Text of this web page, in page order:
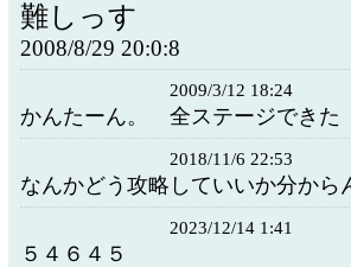
難しっす
2008/8/29 20:0:8
2009/3/12 18:24
かんたーん。 全ステージできた
2018/11/6 22:53
なんかどう攻略していいか分か
2023/12/14 1:41
５４６４５